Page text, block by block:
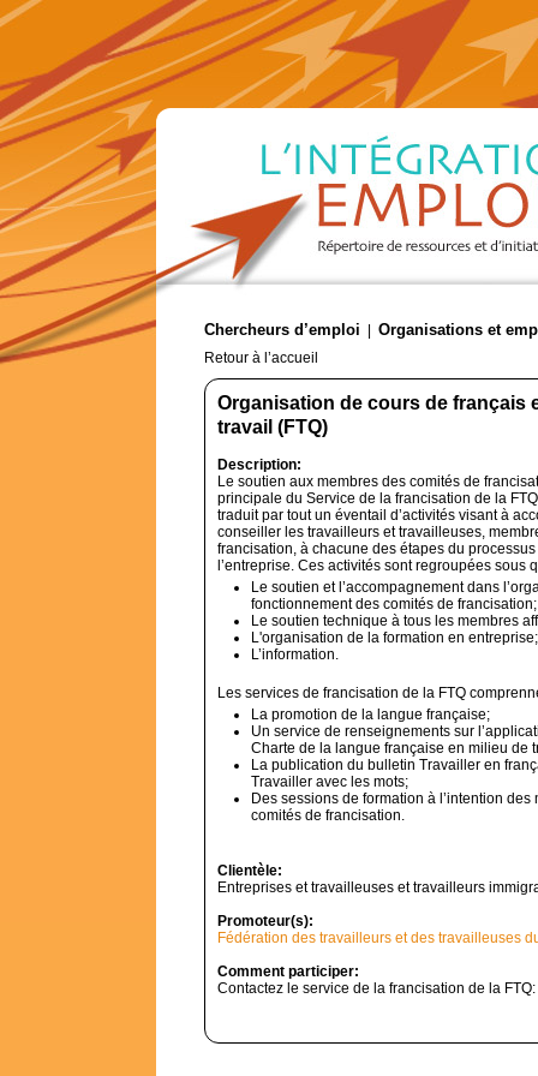
Chercheurs d’emploi Organisations et
Retour à l’accueil
Organisation de cours de français
travail (FTQ)
Description:
Le soutien aux membres des comités de
principale du Service de la francisation de la
traduit par tout un éventail d’activités visant à
conseiller les travailleurs et travailleuses,
francisation, à chacune des étapes du
l’entreprise. Ces activités sont regroupées sous
Le soutien et l’accompagnement dans
fonctionnement des comités de francisation;
Le soutien technique à tous les membres
L'organisation de la formation en entreprise;
L’information.
Les services de francisation de la FTQ
La promotion de la langue française;
Un service de renseignements sur
Charte de la langue française en milieu de
La publication du bulletin Travailler en
Travailler avec les mots;
Des sessions de formation à l’intention des
comités de francisation.
Clientèle:
Entreprises et travailleuses et travailleurs
Promoteur(s):
Fédération des travailleurs et des travailleuses
Comment participer:
Contactez le service de la francisation de la